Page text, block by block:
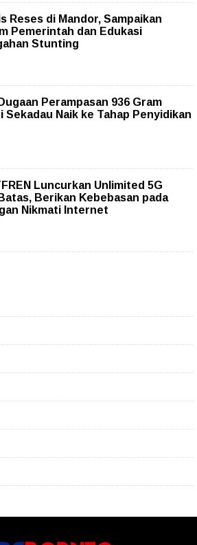
Reses di Mandor, Sampaikan
Pemerintah dan Edukasi
Stunting
Perampasan 936 Gram
Sekadau Naik ke Tahap Penyidikan
Luncurkan Unlimited 5G
Berikan Kebebasan pada
Nikmati Internet